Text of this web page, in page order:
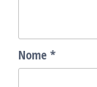
Nome *